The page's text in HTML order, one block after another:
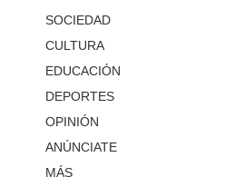
SOCIEDAD
CULTURA
EDUCACIÓN
DEPORTES
OPINIÓN
ANÚNCIATE
MÁS